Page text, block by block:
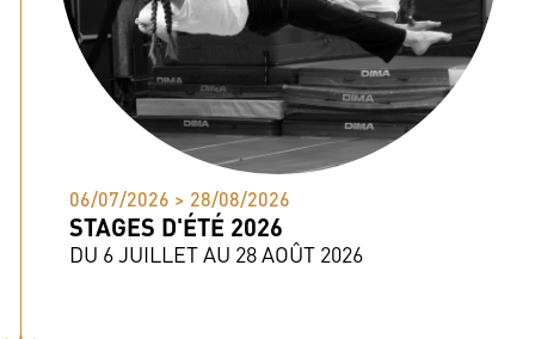
06/07/2026 > 28/08/2026
STAGES D'ÉTÉ 2026
DU 6 JUILLET AU 28 AOÛT 2026